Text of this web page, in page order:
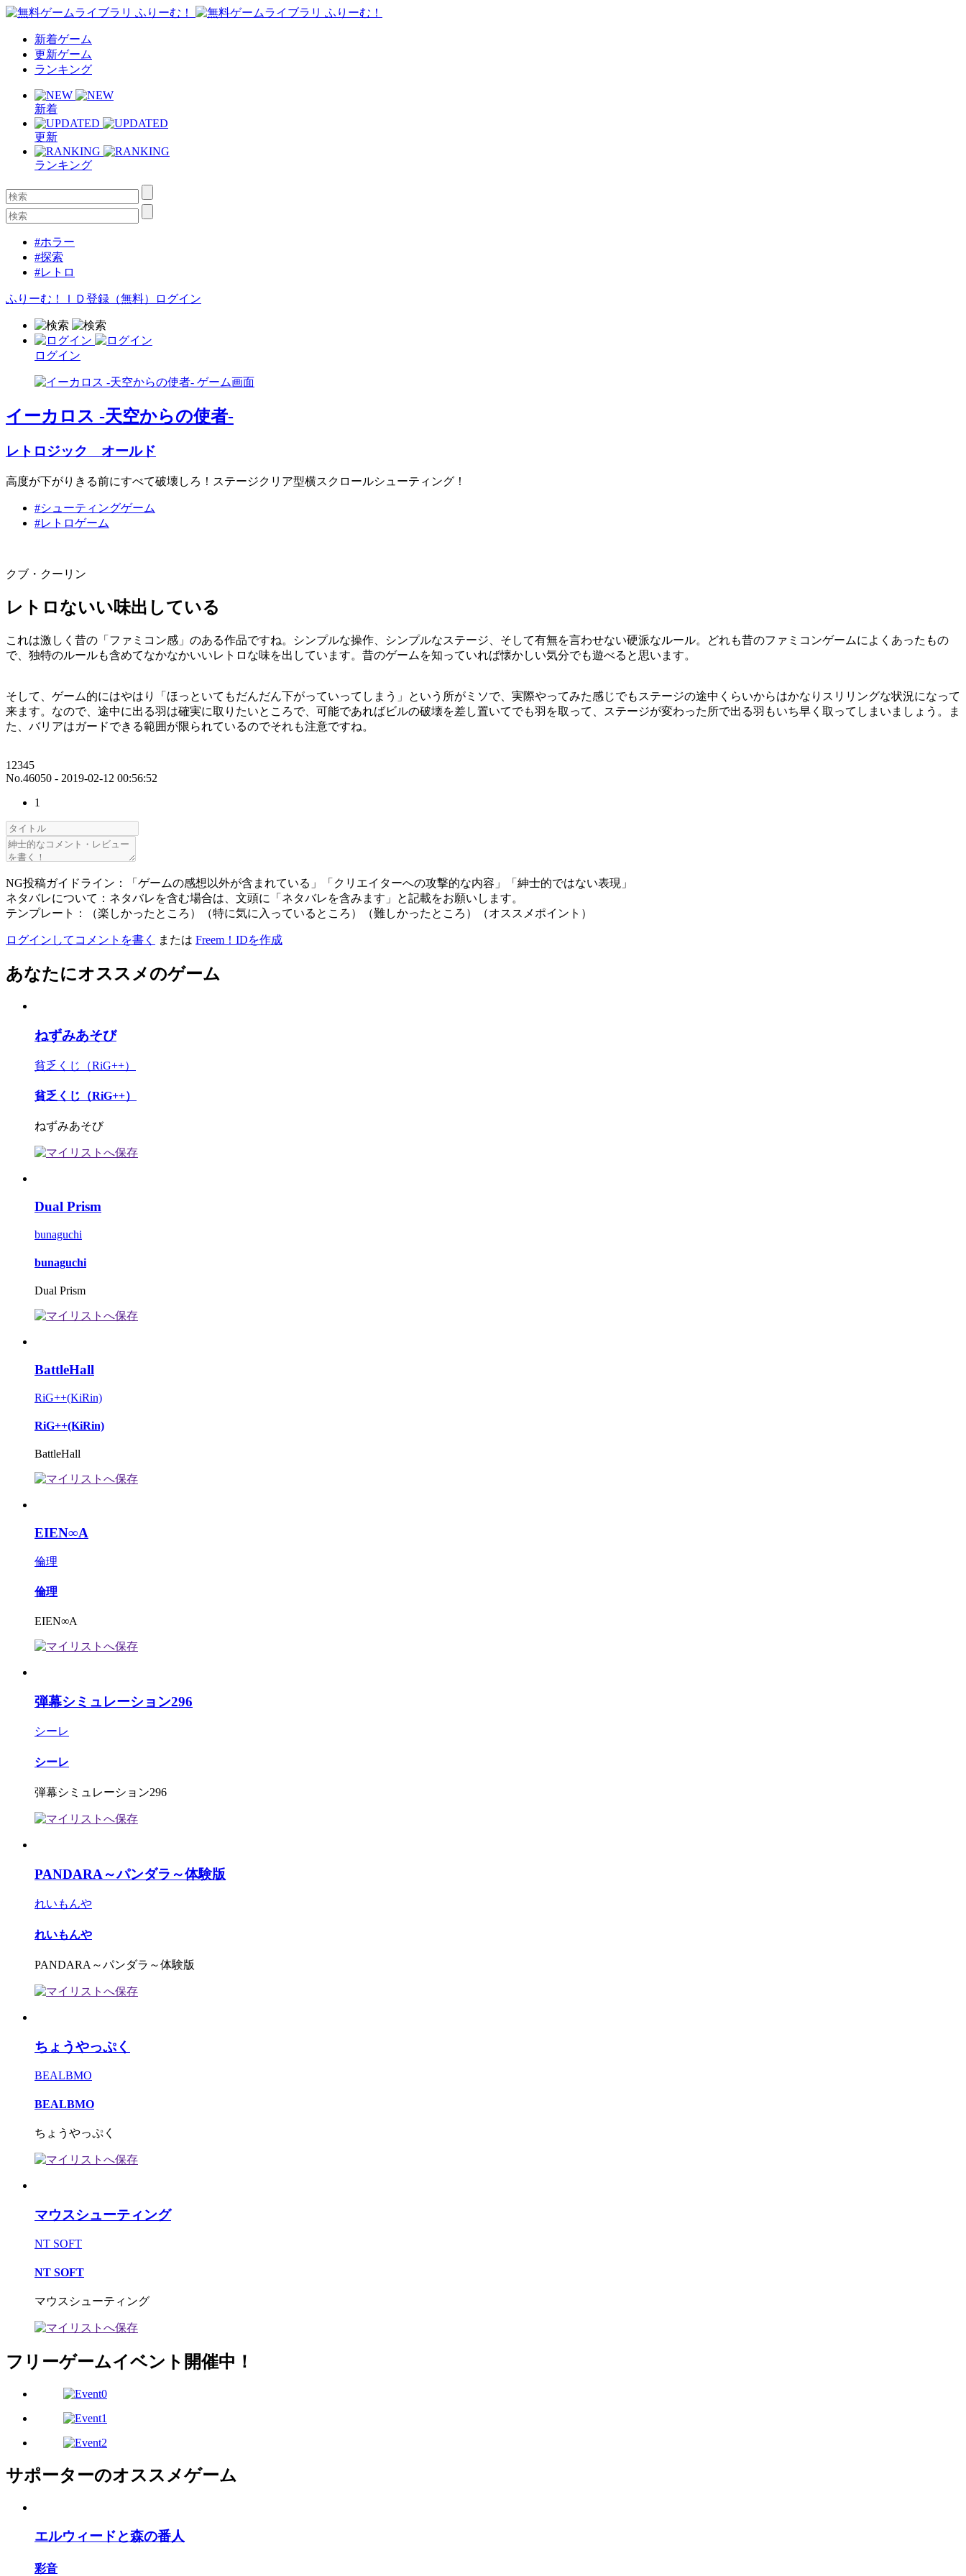
新着ゲーム
更新ゲーム
ランキング
新着
更新
ランキング
#ホラー
#探索
#レトロ
ふりーむ！ＩＤ登録（無料） ログイン
ログイン
イーカロス -天空からの使者-
レトロジック オールド
高度が下がりきる前にすべて破壊しろ！ステージクリア型横スクロールシューティング！
#シューティングゲーム
#レトロゲーム
クブ・クーリン
レトロないい味出している
これは激しく昔の「ファミコン感」のある作品ですね。シンプルな操作、シンプルなステージ、そして有無を言わせない硬派なルール。どれも昔のファミコンゲームによくあったもの
で、独特のルールも含めてなかなかいいレトロな味を出しています。昔のゲームを知っていれば懐かしい気分でも遊べると思います。
そして、ゲーム的にはやはり「ほっといてもだんだん下がっていってしまう」という所がミソで、実際やってみた感じでもステージの途中くらいからはかなりスリリングな状況になって
来ます。なので、途中に出る羽は確実に取りたいところで、可能であればビルの破壊を差し置いてでも羽を取って、ステージが変わった所で出る羽もいち早く取ってしまいましょう。ま
た、バリアはガードできる範囲が限られているのでそれも注意ですね。
12345
No.46050 - 2019-02-12 00:56:52
1
NG投稿ガイドライン：「ゲームの感想以外が含まれている」「クリエイターへの攻撃的な内容」「紳士的ではない表現」
ネタバレについて：ネタバレを含む場合は、文頭に「ネタバレを含みます」と記載をお願いします。
テンプレート：（楽しかったところ）（特に気に入っているところ）（難しかったところ）（オススメポイント）
ログインしてコメントを書く または Freem！IDを作成
あなたにオススメのゲーム
ねずみあそび
貧乏くじ（RiG++）
貧乏くじ（RiG++）
ねずみあそび
Dual Prism
bunaguchi
bunaguchi
Dual Prism
BattleHall
RiG++(KiRin)
RiG++(KiRin)
BattleHall
EIEN∞A
倫理
倫理
EIEN∞A
弾幕シミュレーション296
シーレ
シーレ
弾幕シミュレーション296
PANDARA～パンダラ～体験版
れいもんや
れいもんや
PANDARA～パンダラ～体験版
ちょうやっぷく
BEALBMO
BEALBMO
ちょうやっぷく
マウスシューティング
NT SOFT
NT SOFT
マウスシューティング
フリーゲームイベント開催中！
サポーターのオススメゲーム
エルウィードと森の番人
彩音